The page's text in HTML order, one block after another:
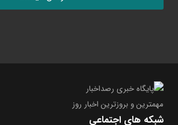
مهمترین و بروز‌ترین اخبار روز
شبکه های اجتماعی